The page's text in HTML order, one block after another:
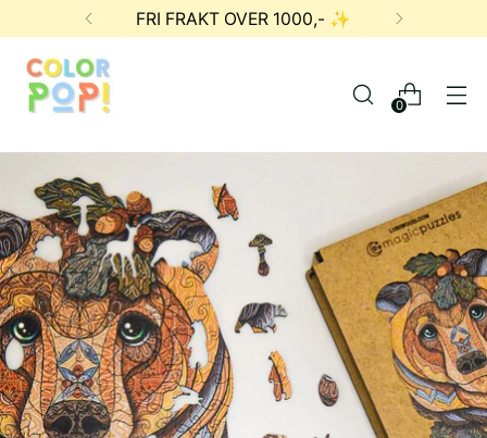
🌈 Se sommersalget her! 😎
0